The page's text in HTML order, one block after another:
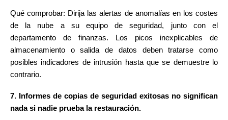
Qué comprobar: Dirija las alertas de anomalías en los costes
de la nube a su equipo de seguridad, junto con el
departamento de finanzas. Los picos inexplicables de
almacenamiento o salida de datos deben tratarse como
posibles indicadores de intrusión hasta que se demuestre lo
contrario.
7. Informes de copias de seguridad exitosas no significan
nada si nadie prueba la restauración.